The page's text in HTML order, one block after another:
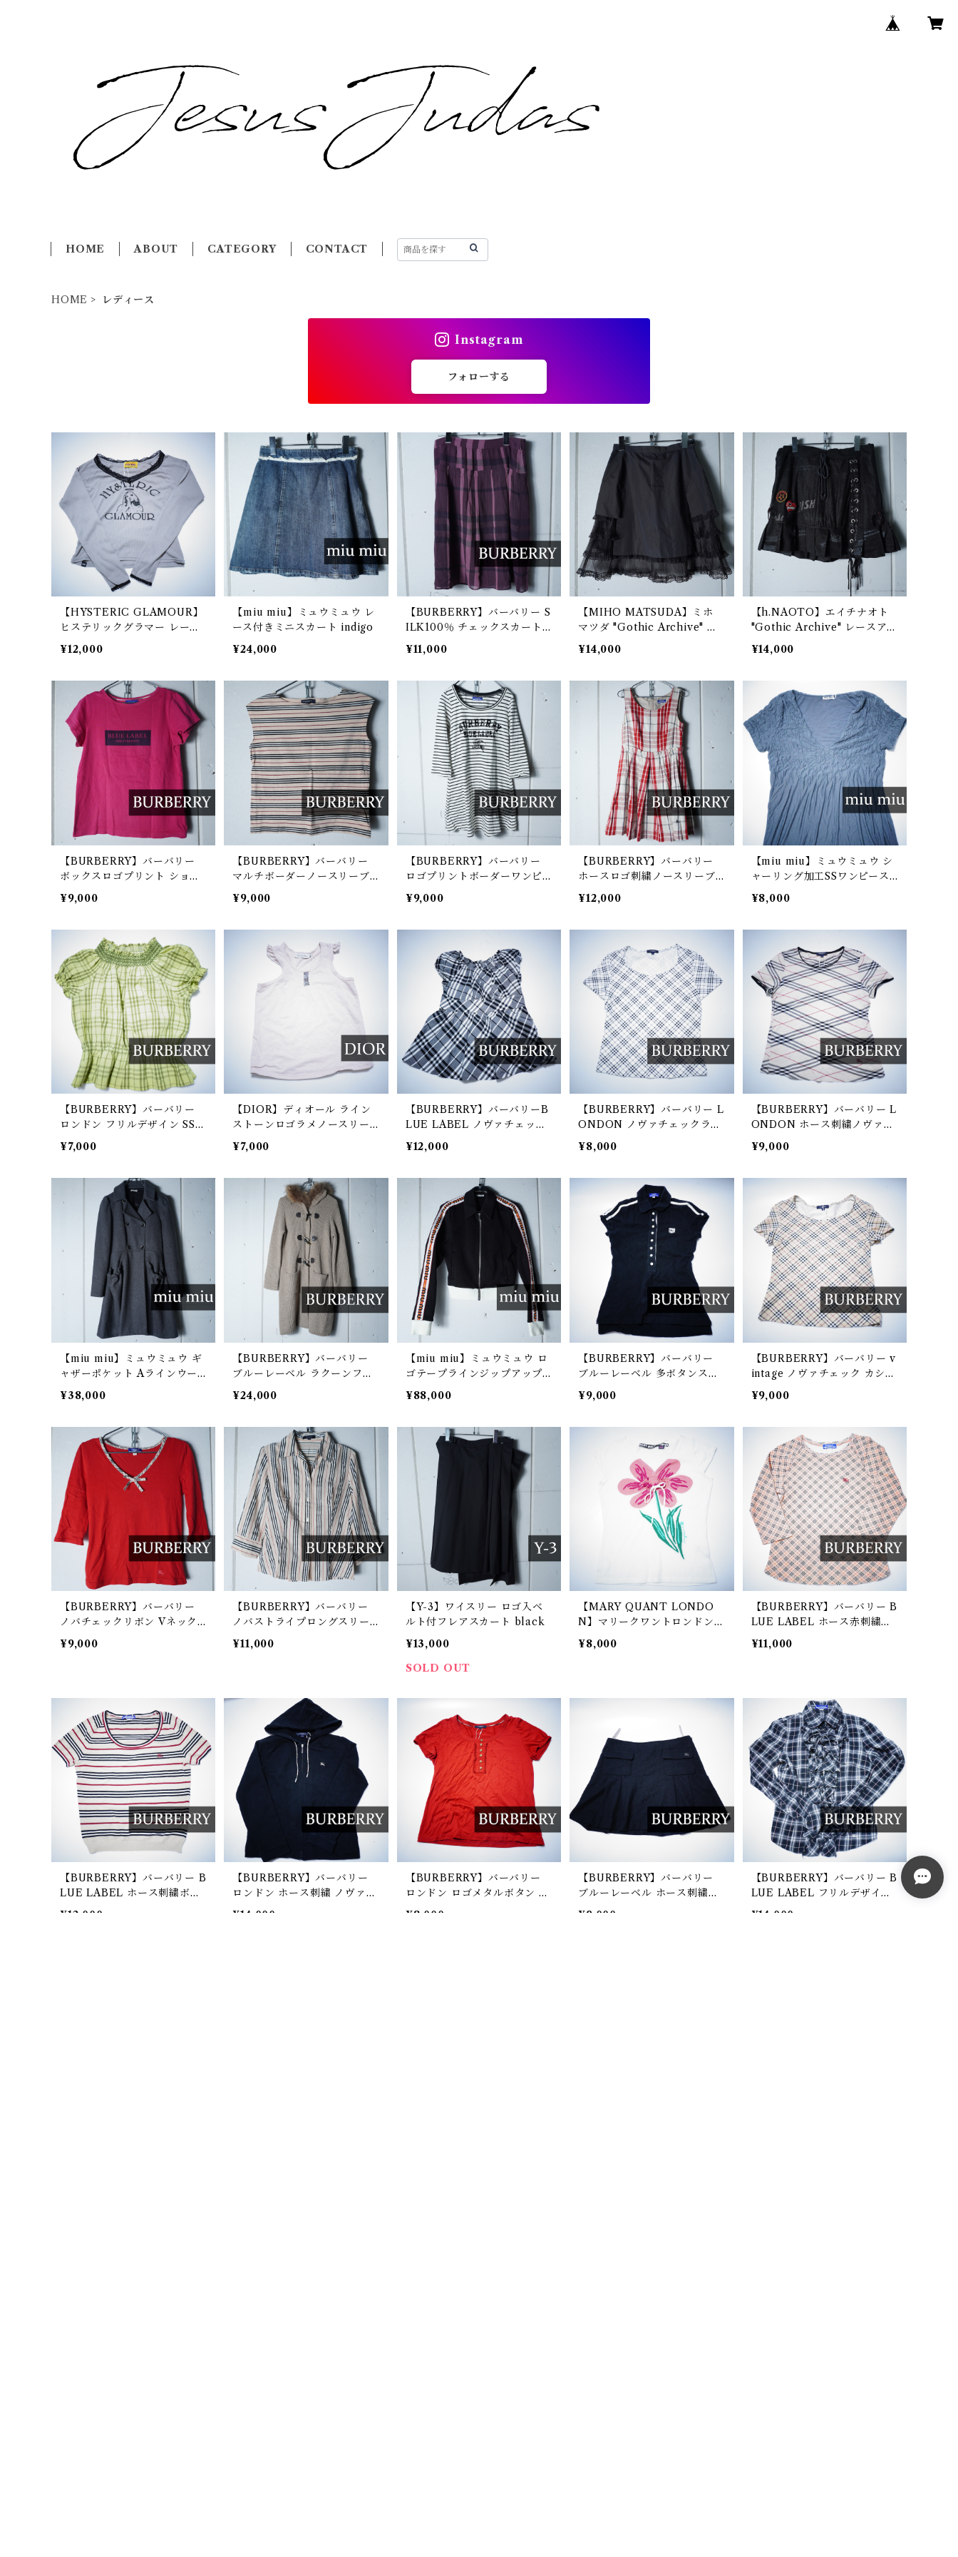
HOME ABOUT CATEGORY CONTACT
HOME レディース
Instagram
フォローする
【HYSTERIC GLAMOUR】
ヒステリックグラマー レース
切替リブLSカットソー grey
¥12,000
【miu miu】ミュウミュウ レ
ース付きミニスカート indigo
¥24,000
【BURBERRY】バーバリー S
ILK100％ チェックスカート d
ark purple
¥11,000
【MIHO MATSUDA】ミホ
マツダ "Gothic Archive" テ
ィアードフリルスカート blac
¥14,000
【h.NAOTO】エイチナオト
"Gothic Archive" レースアッ
プフリルレイヤードミニスカ
ート black
¥14,000
【BURBERRY】バーバリー
ボックスロゴプリント ショー
トスリーブTシャツ berry pin
k
¥9,000
【BURBERRY】バーバリー
マルチボーダーノースリーブ
カットソー beige
¥9,000
【BURBERRY】バーバリー
ロゴプリントボーダーワンピ
ース white&black
¥9,000
【BURBERRY】バーバリー
ホースロゴ刺繍ノースリーブ
チェックワンピースred&whit
e
¥12,000
【miu miu】ミュウミュウ シ
ャーリング加工SSワンピース
green
¥8,000
【BURBERRY】バーバリー
ロンドン フリルデザイン SSブ
ラウス light green
¥7,000
【DIOR】ディオール ライン
ストーンロゴラメノースリー
ブカットソー pink
¥7,000
【BURBERRY】バーバリーB
LUE LABEL ノヴァチェック
パフスリーブブラウス grey
¥12,000
【BURBERRY】バーバリー L
ONDON ノヴァチェックラウ
ンドネックカットソー black
&white
¥8,000
【BURBERRY】バーバリー L
ONDON ホース刺繍ノヴァチ
ェックリンガーニットソー bei
ge
¥9,000
【miu miu】ミュウミュウ ギ
ャザーポケット Aラインウー
¥38,000
【BURBERRY】バーバリー
ブルーレーベル ラクーンファ
ーニット ダッフルロングカー
ディガンコート beige
¥24,000
【miu miu】ミュウミュウ ロ
ゴテープラインジップアップ
¥88,000
【BURBERRY】バーバリー
ブルーレーベル 多ボタンスリ
¥9,000
【BURBERRY】バーバリー v
intage ノヴァチェック カシュ
¥9,000
【BURBERRY】バーバリー
ノバチェックリボン Vネック
カットソー red
¥9,000
【BURBERRY】バーバリー
ノバストライプロングスリー
ブボタンシャツ beige
¥11,000
【Y-3】ワイスリー ロゴ入ベ
ルト付フレアスカート black
¥13,000
SOLD OUT
【MARY QUANT LONDO
N】マリークワントロンドン 0
0's 花柄ドローコードニットタ
ンクトップ white
¥8,000
【BURBERRY】バーバリー B
LUE LABEL ホース赤刺繍ノ
ヴァチェッククルーネック長
袖カットソー orange&black
¥11,000
【BURBERRY】バーバリー B
LUE LABEL ホース刺繍ボー
ダーSSニットソー beige
¥12,000
【BURBERRY】バーバリー
ロンドン ホース刺繍 ノヴァチ
ェックスウェットフルジップ
¥14,000
【BURBERRY】バーバリー
ロンドン ロゴメタルボタン フ
リル切替SSカットソー red
¥8,000
【BURBERRY】バーバリー
ブルーレーベル ホース刺繍ウ
ールミニスカート black
¥9,000
【BURBERRY】バーバリー B
LUE LABEL フリルデザイン
LSシャツ
¥14,000